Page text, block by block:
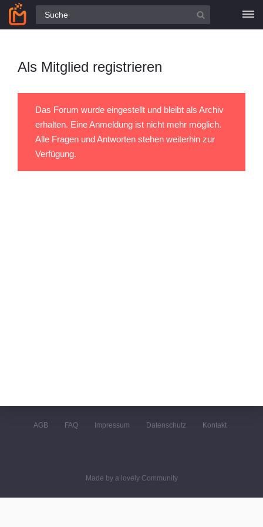
Alle Fragen
Als Mitglied registrieren
Das Forum wurde eingestellt und bleibt als Archiv
erhalten. Eine Anmeldung ist nicht mehr möglich.
Alle Fragen und Antworten stehen weiterhin zur
Verfügung.
AGB FAQ Impressum Datenschutz Kontakt
Made by a lovely Community